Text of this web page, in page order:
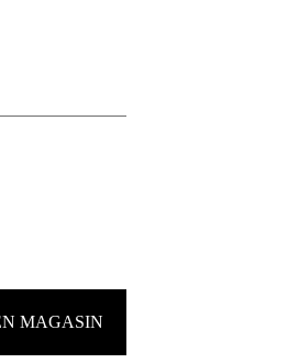
MAGASIN